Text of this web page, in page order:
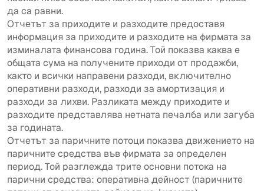
да са равни.
Отчетът за приходите и разходите предоставя
информация за приходите и разходите на фирмата за
изминалата финансова година. Той показва каква е
общата сума на получените приходи от продажби,
както и всички направени разходи, включително
оперативни разходи, разходи за амортизация и
разходи за лихви. Разликата между приходите и
разходите представлява нетната печалба или загуба
за годината.
Отчетът за паричните потоци показва движението на
паричните средства във фирмата за определен
период. Той разглежда трите основни потока на
парични средства: оперативна дейност (паричните